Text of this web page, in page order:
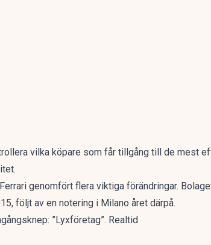
vilka köpare som får tillgång till de mest
genomfört flera viktiga förändringar.
följt av en notering i Milano året därpå.
”Lyxföretag”. Realtid